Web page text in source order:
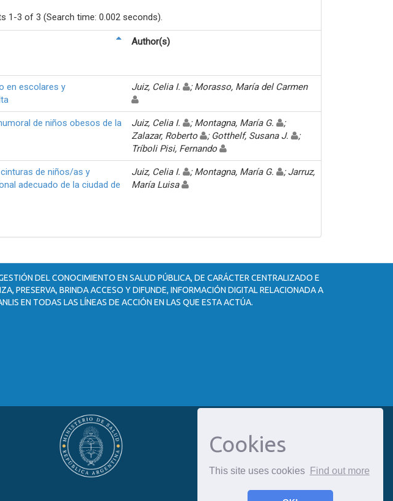
Cookies
This site uses cookies Find out more
1-3 of 3 (Search time: 0.002 seconds).
Author(s)
en escolares y
Juiz, Celia I. ; Morasso, María del Carmen
de niños obesos de la
Juiz, Celia I. ; Montagna, María G.
;
Zalazar, Roberto
; Gotthelf, Susana J.
;
Tríboli Pisi, Fernando
de niños/as y
adecuado de la ciudad de
Juiz, Celia I. ; Montagna, María G.
; Jarruz,
María Luisa
DEL CONOCIMIENTO EN SALUD PÚBLICA, DE CARÁCTER CENTRALIZADO E
PRESERVA, BRINDA ACCESO Y DIFUNDE, INFORMACIÓN DIGITAL RELACIONADA A
EN TODAS LAS LÍNEAS DE ACCIÓN EN LAS QUE ESTA ACTÚA.